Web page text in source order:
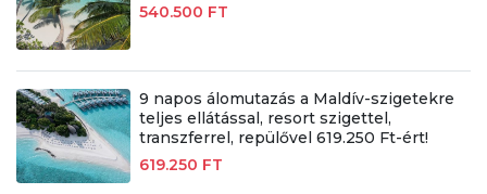
540.500 FT
9 napos álomutazás a Maldív-szigetekre
teljes ellátással, resort szigettel,
transzferrel, repülővel 619.250 Ft-ért!
619.250 FT